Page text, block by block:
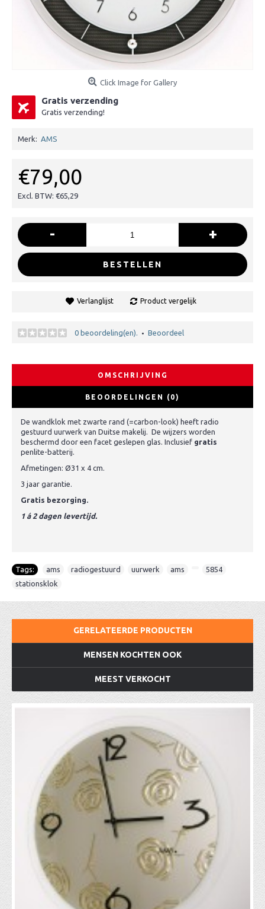
Click Image for Gallery
Gratis verzending
Gratis verzending!
Merk: AMS
€79,00
Excl. BTW: €65,29
- +
BESTELLEN
Verlanglijst Product vergelijk
0 beoordeling(en). • Beoordeel
OMSCHRIJVING
BEOORDELINGEN (0)
De wandklok met zwarte rand (=carbon-look) heeft radio
gestuurd uurwerk van Duitse makelij. De wijzers worden
beschermd door een facet geslepen glas. Inclusief gratis
penlite-batterij.
Afmetingen: Ø31 x 4 cm.
3 jaar garantie.
Gratis bezorging.
1 á 2 dagen levertijd.
Tags: ams radiogestuurd uurwerk ams 5854
stationsklok
GERELATEERDE PRODUCTEN
MENSEN KOCHTEN OOK
MEEST VERKOCHT